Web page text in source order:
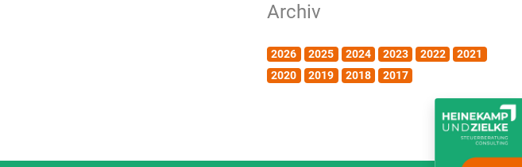
Archiv
2026 2025 2024 2023 2022
2021
2020
2019 2018 2017